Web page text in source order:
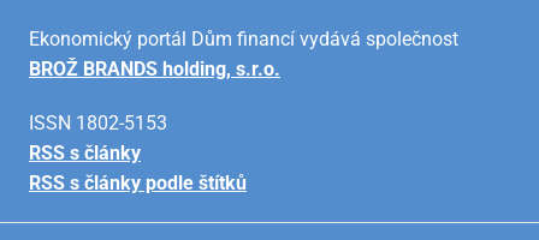
Ekonomický portál Dům financí vydává společnost
BROŽ BRANDS holding, s.r.o.
ISSN 1802-5153
RSS s články
RSS s články podle štítků